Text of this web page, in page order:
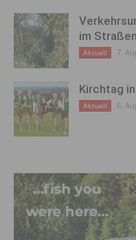
im
Aktuell 7.
Kirchtag
Aktuell 6.